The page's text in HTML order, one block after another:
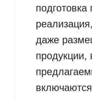
подготовка
реализация,
даже
продукции,